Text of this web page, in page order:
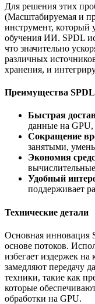
Для решения этих
(Масштабируемая и
инструмент, который
обучения ИИ. SPDL
что значительно
различных
хранения, и
Преимущества SPDL
Быстрая
данные на GPU,
Сокращение
занятыми,
Экономия
Удобный
поддерживает
Технические детали
Основная инновация
основе потоков.
избегает издержек
замедляют передачу
техники, такие как
которые
обработки на GPU.